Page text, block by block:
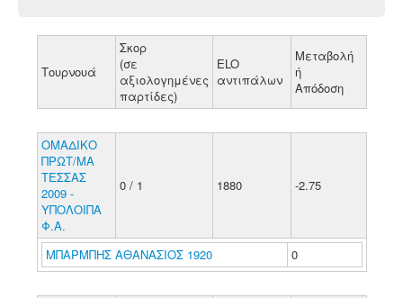
Τουρνουά
Σκορ
(σε
αξιολογημένες
παρτίδες)
ELO
αντιπάλων
Μεταβολή
ή
Απόδοση
ΟΜΑΔΙΚΟ
ΠΡΩΤ/ΜΑ
ΤΕΣΣΑΣ
2009 -
ΥΠΟΛΟΙΠΑ
Φ.Α.
0 / 1 1880 -2.75
ΜΠΑΡΜΠΗΣ ΑΘΑΝΑΣΙΟΣ 1920 0